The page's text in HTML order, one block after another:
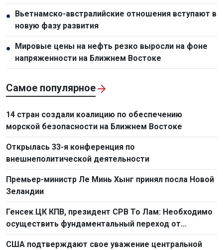
способствующим укреплению национальной мощи
●
Вьетнамско-австралийские отношения вступают в
новую фазу развития
●
Мировые цены на нефть резко выросли на фоне
напряженности на Ближнем Востоке
Самое популярное
14 стран создали коалицию по обеспечению
морской безопасности на Ближнем Востоке
Открылась 33-я конференция по
внешнеполитической деятельности
Премьер-министр Ле Минь Хынг принял посла Новой
Зеландии
Генсек ЦК КПВ, президент СРВ То Лам: Необходимо
осуществить фундаментальный переход от
простого труда к созидательному труду
США подтверждают свое уважение центральной